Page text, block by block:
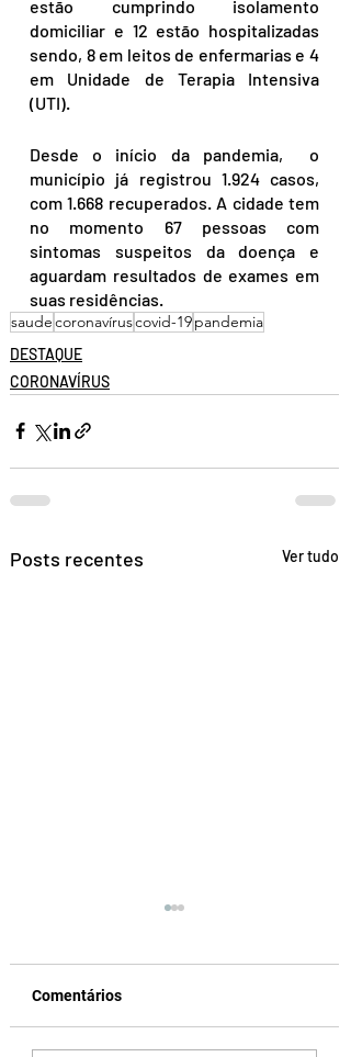
estão cumprindo isolamento
domiciliar e 12 estão hospitalizadas
sendo, 8 em leitos de enfermarias e 4
em Unidade de Terapia Intensiva
(UTI).
Desde o início da pandemia,  o
município já registrou 1.924 casos,
com 1.668 recuperados. A cidade tem
no momento 67 pessoas com
sintomas suspeitos da doença e
aguardam resultados de exames em
suas residências.
saudecoronavíruscovid-19pandemia
DESTAQUE
CORONAVÍRUS
Posts recentes Ver tudo
Comentários